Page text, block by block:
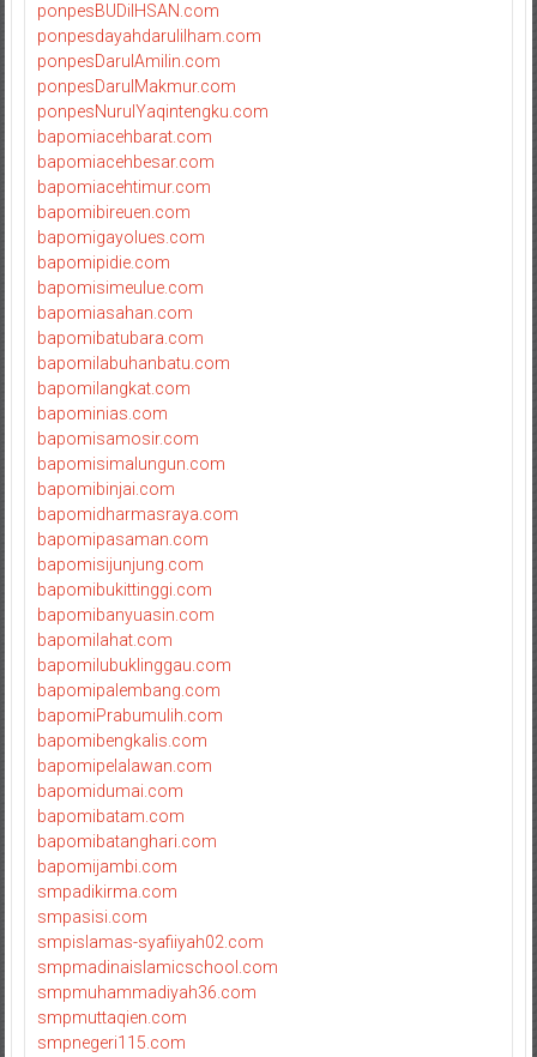
ponpesBUDiIHSAN.com
ponpesdayahdarulilham.com
ponpesDarulAmilin.com
ponpesDarulMakmur.com
ponpesNurulYaqintengku.com
bapomiacehbarat.com
bapomiacehbesar.com
bapomiacehtimur.com
bapomibireuen.com
bapomigayolues.com
bapomipidie.com
bapomisimeulue.com
bapomiasahan.com
bapomibatubara.com
bapomilabuhanbatu.com
bapomilangkat.com
bapominias.com
bapomisamosir.com
bapomisimalungun.com
bapomibinjai.com
bapomidharmasraya.com
bapomipasaman.com
bapomisijunjung.com
bapomibukittinggi.com
bapomibanyuasin.com
bapomilahat.com
bapomilubuklinggau.com
bapomipalembang.com
bapomiPrabumulih.com
bapomibengkalis.com
bapomipelalawan.com
bapomidumai.com
bapomibatam.com
bapomibatanghari.com
bapomijambi.com
smpadikirma.com
smpasisi.com
smpislamas-syafiiyah02.com
smpmadinaislamicschool.com
smpmuhammadiyah36.com
smpmuttaqien.com
smpnegeri115.com